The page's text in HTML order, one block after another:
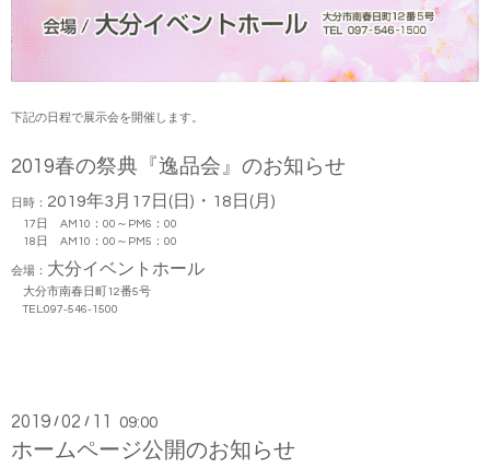
下記の日程で展示会を開催します。
2019春の祭典『逸品会』のお知らせ
日時： 2019年3月17日(日)・18日(月)
17日 AM10：00～PM6：00
18日 AM10：00～PM5：00
会場： 大分イベントホール
大分市南春日町12番5号
TEL:097-546-1500
2019 /02 / 11 09:00
ホームページ公開のお知らせ